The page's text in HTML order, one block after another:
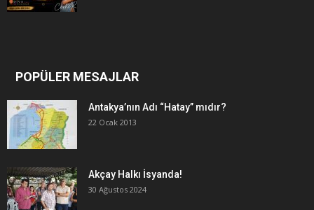
POPÜLER MESAJLAR
Antakya’nın Adı “Hatay” mıdır?
22 Ocak 2013
Akçay Halkı İsyanda!
30 Ağustos 2024